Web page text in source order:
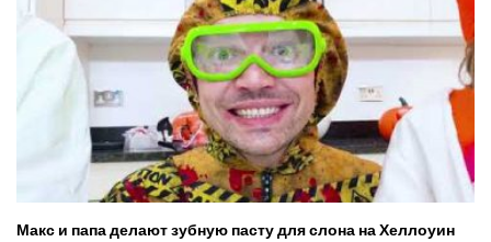
Макс и папа делают зубную пасту для слона на Хеллоуин